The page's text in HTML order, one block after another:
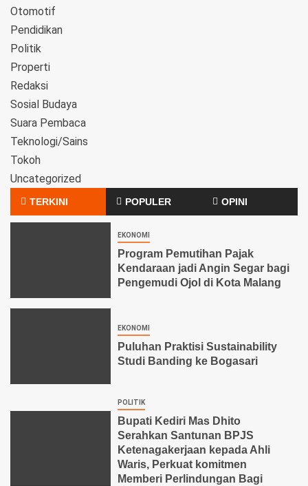
Otomotif
Pendidikan
Politik
Properti
Redaksi
Sosial Budaya
Suara Pembaca
Teknologi/Sains
Tokoh
Uncategorized
TERKINI POPULER OPINI
EKONOMI
Program Pemutihan Pajak
Kendaraan jadi Angin Segar bagi
Pengemudi Ojol di Kota Malang
EKONOMI
Puluhan Praktisi Sustainability
Studi Banding ke Bogasari
POLITIK
Bupati Kediri Mas Dhito
Serahkan Santunan BPJS
Ketenagakerjaan kepada Ahli
Waris, Perkuat komitmen
Memberi Perlindungan Bagi